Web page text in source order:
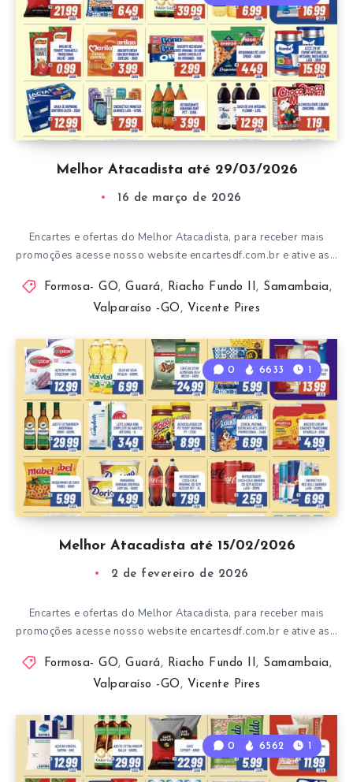
Melhor Atacadista até 29/03/2026
16 de março de 2026
Encartes e ofertas do Melhor Atacadista, para receber mais
promoções acesse nosso website encartesdf.com.br e ative as…
Formosa- GO, Guará , Riacho Fundo II , Samambaia ,
Valparaíso -GO , Vicente Pires
Melhor Atacadista até 15/02/2026
0 6633 1
2 de fevereiro de 2026
Encartes e ofertas do Melhor Atacadista, para receber mais
promoções acesse nosso website encartesdf.com.br e ative as…
Formosa- GO, Guará , Riacho Fundo II , Samambaia ,
Valparaíso -GO , Vicente Pires
0 6562 1